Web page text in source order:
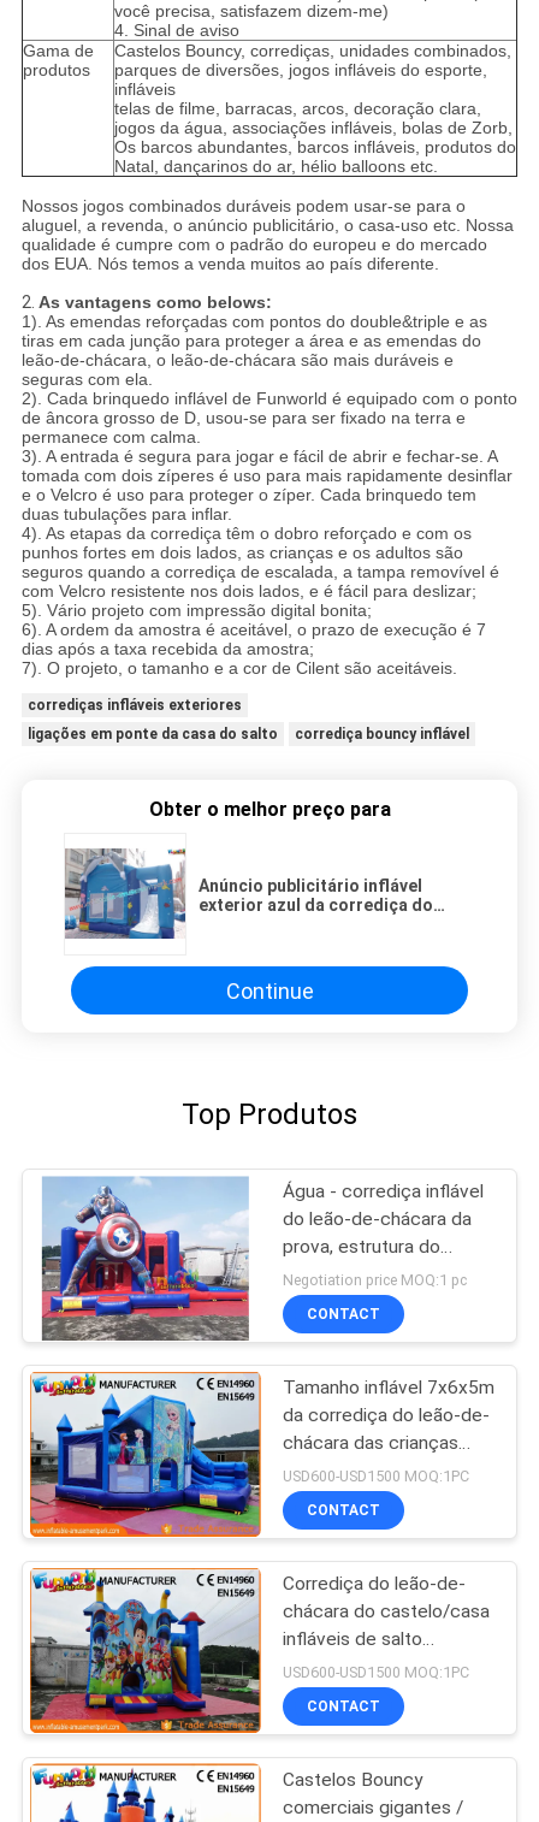
você precisa, satisfazem dizem-me)
4. Sinal de aviso
Gama de
produtos
Castelos Bouncy, corrediças, unidades combinados,
parques de diversões, jogos infláveis do esporte,
infláveis
telas de filme, barracas, arcos, decoração clara,
jogos da água, associações infláveis, bolas de Zorb,
Os barcos abundantes, barcos infláveis, produtos do
Natal, dançarinos do ar, hélio balloons etc.
Nossos jogos combinados duráveis podem usar-se para o
aluguel, a revenda, o anúncio publicitário, o casa-uso etc. Nossa
qualidade é cumpre com o padrão do europeu e do mercado
dos EUA. Nós temos a venda muitos ao país diferente.
2. As vantagens como belows:
1). As emendas reforçadas com pontos do double&triple e as
tiras em cada junção para proteger a área e as emendas do
leão-de-chácara, o leão-de-chácara são mais duráveis e
seguras com ela.
2). Cada brinquedo inflável de Funworld é equipado com o ponto
de âncora grosso de D, usou-se para ser fixado na terra e
permanece com calma.
3). A entrada é segura para jogar e fácil de abrir e fechar-se. A
tomada com dois zíperes é uso para mais rapidamente desinflar
e o Velcro é uso para proteger o zíper. Cada brinquedo tem
duas tubulações para inflar.
4). As etapas da corrediça têm o dobro reforçado e com os
punhos fortes em dois lados, as crianças e os adultos são
seguros quando a corrediça de escalada, a tampa removível é
com Velcro resistente nos dois lados, e é fácil para deslizar;
5). Vário projeto com impressão digital bonita;
6). A ordem da amostra é aceitável, o prazo de execução é 7
dias após a taxa recebida da amostra;
7). O projeto, o tamanho e a cor de Cilent são aceitáveis.
corrediças infláveis exteriores
ligações em ponte da casa do salto
corrediça bouncy inflável
Obter o melhor preço para
Anúncio publicitário inflável
exterior azul da corrediça do
Continue
Top Produtos
Água - corrediça inflável
do leão-de-chácara da
prova, estrutura do
capitão Lua Salto
Combinado
Deslizamento da costura
Negotiation price MOQ:1 pc
CONTACT
Tamanho inflável 7x6x5m
da corrediça do leão-de-
chácara das crianças
profissionais da casa do
salto
USD600-USD1500 MOQ:1PC
CONTACT
Corrediça do leão-de-
chácara do castelo/casa
infláveis de salto
comerciais do salto
patrulha da pata
USD600-USD1500 MOQ:1PC
CONTACT
Castelos Bouncy
comerciais gigantes /